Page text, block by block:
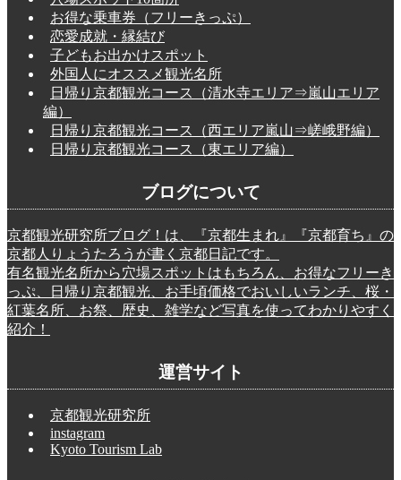
お得な乗車券（フリーきっぷ）
恋愛成就・縁結び
子どもお出かけスポット
外国人にオススメ観光名所
日帰り京都観光コース（清水寺エリア⇒嵐山エリア
編）
日帰り京都観光コース（西エリア嵐山⇒嵯峨野編）
日帰り京都観光コース（東エリア編）
ブログについて
京都観光研究所ブログ！は、『京都生まれ』『京都育ち』の
京都人りょうたろうが書く京都日記です。
有名観光名所から穴場スポットはもちろん、お得なフリーき
っぷ、日帰り京都観光、お手頃価格でおいしいランチ、桜・
紅葉名所、お祭、歴史、雑学など写真を使ってわかりやすく
紹介！
運営サイト
京都観光研究所
instagram
Kyoto Tourism Lab